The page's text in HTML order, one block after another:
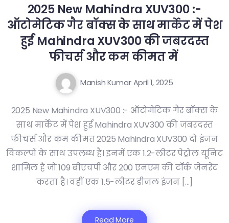
2025 New Mahindra XUV300 :-
ऑटोमेटिक गैर बॉक्स के साथ मार्केट में पेश
हुई Mahindra XUV300 की जबरदस्त
फीचर्स और कम कीमत में
Manish Kumar April 1, 2025
2025 New Mahindra XUV300 :- ऑटोमेटिक गैर बॉक्स के
साथ मार्केट में पेश हुई Mahindra XUV300 की जबरदस्त
फीचर्स और कम कीमत 2025 Mahindra XUV300 दो इंजन
विकल्पों के साथ उपलब्ध है। इनमें एक 1.2-लीटर पेट्रोल यूनिट
शामिल है जो 109 बीएचपी और 200 एनएम की टॉर्क जेनरेट
करता है। वहीं एक 1.5-लीटर डीजल इंजन […]
Read More